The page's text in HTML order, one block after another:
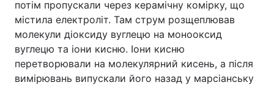
потім пропускали через керамічну комірку, що
містила електроліт. Там струм розщеплював
молекули діоксиду вуглецю на монооксид
вуглецю та іони кисню. Іони кисню
перетворювали на молекулярний кисень, а після
вимірювань випускали його назад у марсіанську